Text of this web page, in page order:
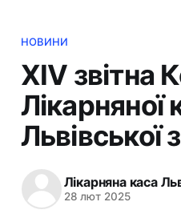
НОВИНИ
ХІV звітна
Лікарняної
Львівської
Лікарняна каса
28 лют 2025